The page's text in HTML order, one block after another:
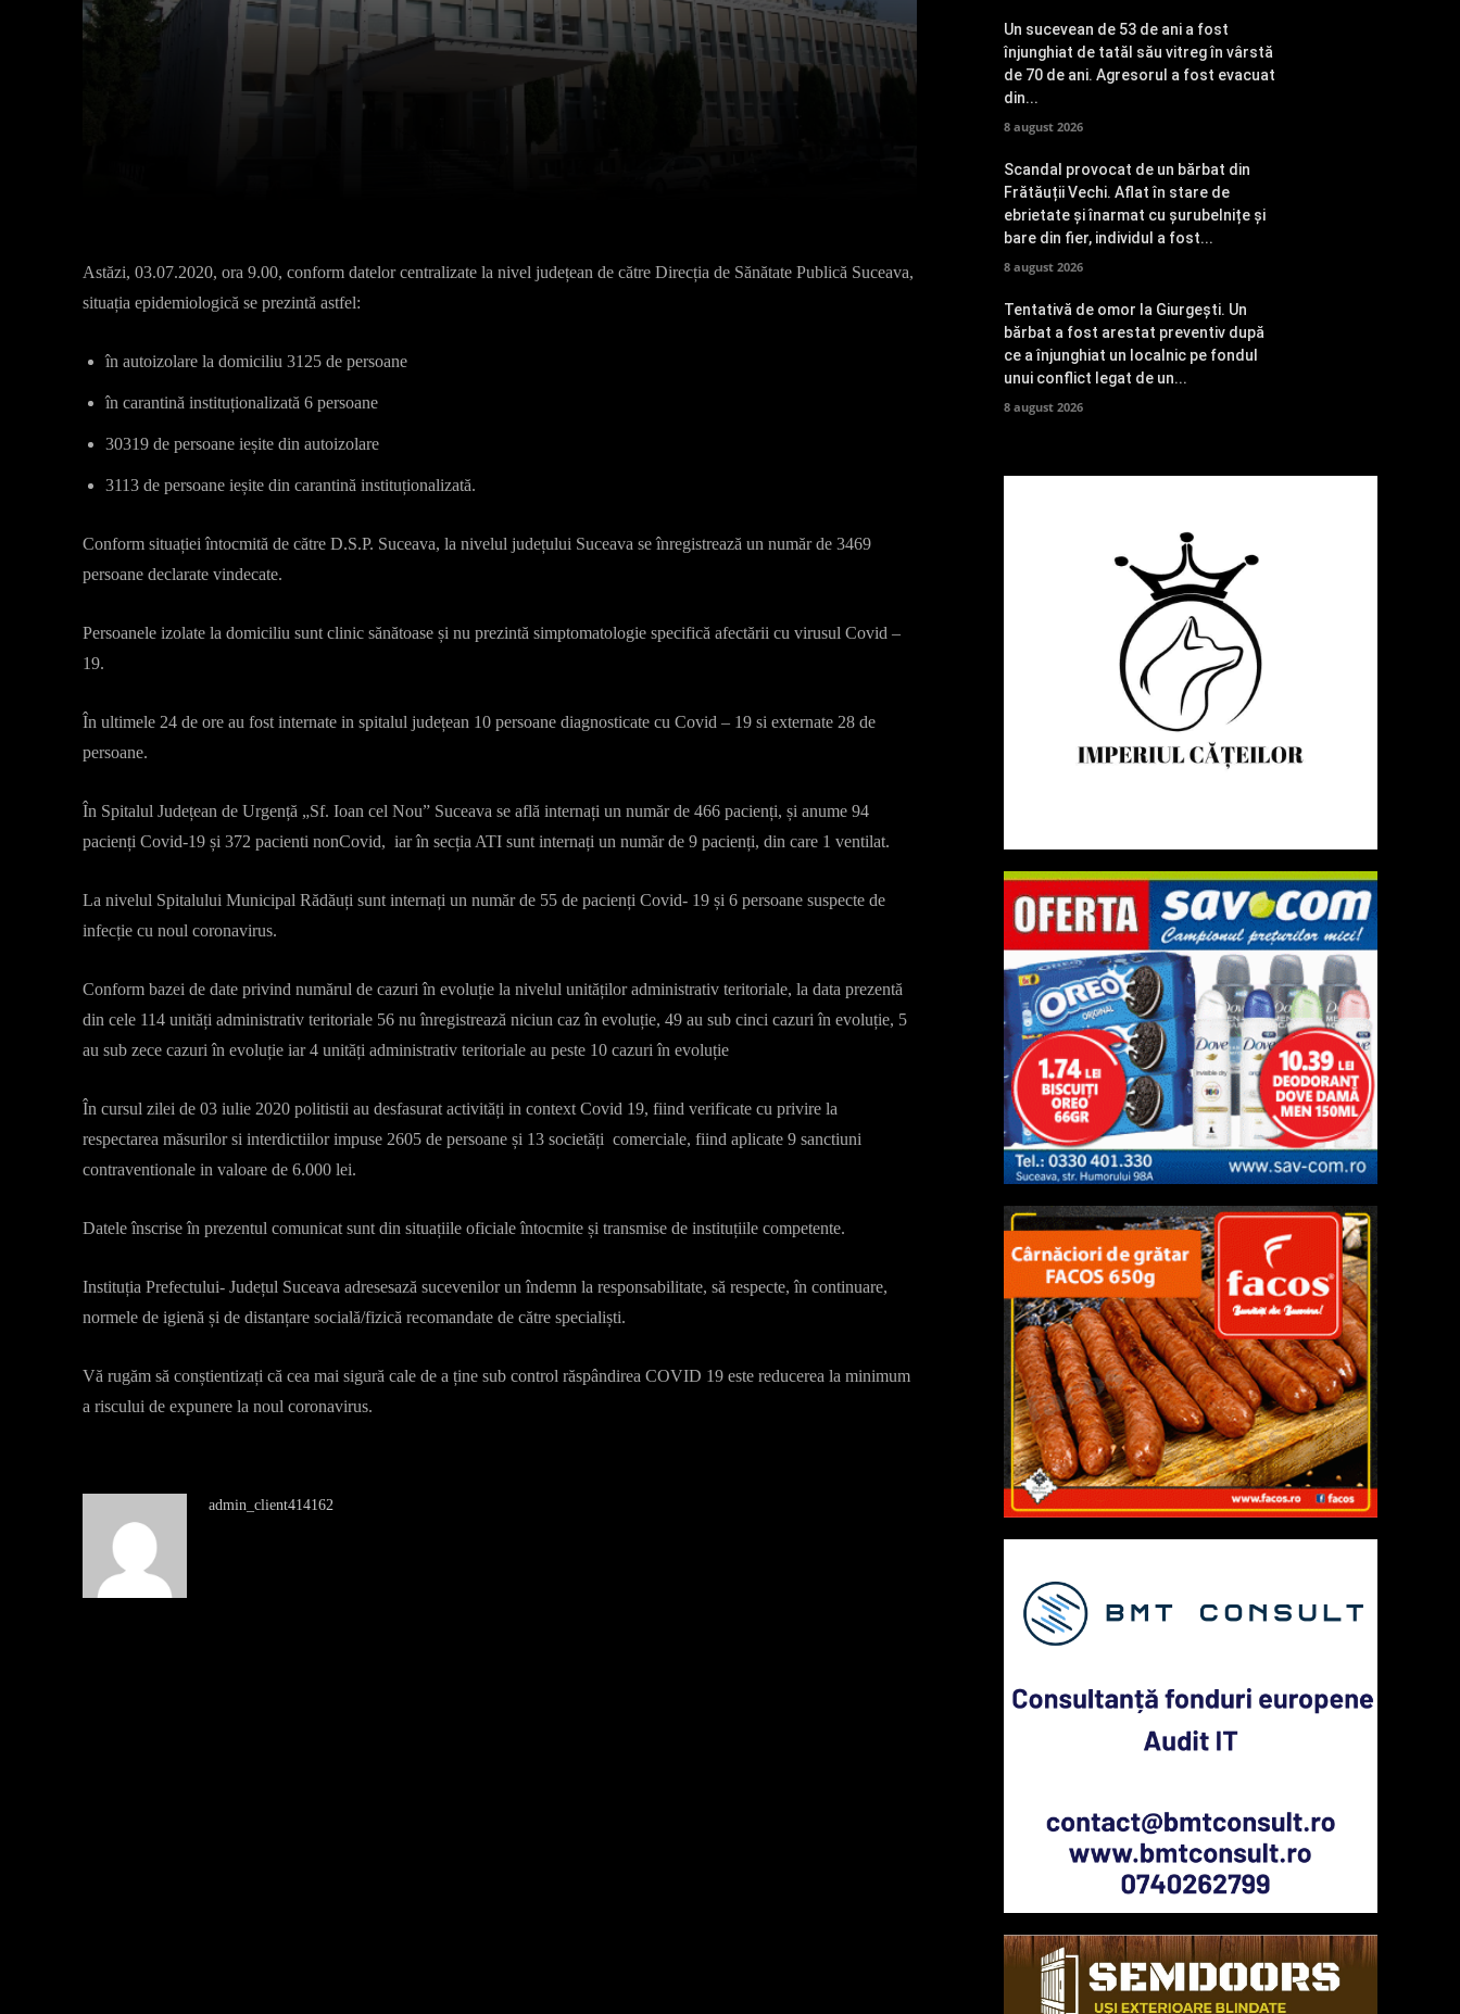
Astăzi, 03.07.2020, ora 9.00, conform datelor centralizate la nivel județean de către Direcția de Sănătate Publică Suceava,
situația epidemiologică se prezintă astfel:
în autoizolare la domiciliu 3125 de persoane
în carantină instituționalizată 6 persoane
30319 de persoane ieșite din autoizolare
3113 de persoane ieșite din carantină instituționalizată.
Conform situației întocmită de către D.S.P. Suceava, la nivelul județului Suceava se înregistrează un număr de 3469
persoane declarate vindecate.
Persoanele izolate la domiciliu sunt clinic sănătoase și nu prezintă simptomatologie specifică afectării cu virusul Covid –
19.
În ultimele 24 de ore au fost internate in spitalul județean 10 persoane diagnosticate cu Covid – 19 si externate 28 de
persoane.
În Spitalul Județean de Urgență „Sf. Ioan cel Nou” Suceava se află internați un număr de 466 pacienți, și anume 94
pacienți Covid-19 și 372 pacienti nonCovid, iar în secția ATI sunt internați un număr de 9 pacienți, din care 1 ventilat.
La nivelul Spitalului Municipal Rădăuți sunt internați un număr de 55 de pacienți Covid- 19 și 6 persoane suspecte de
infecție cu noul coronavirus.
Conform bazei de date privind numărul de cazuri în evoluție la nivelul unităților administrativ teritoriale, la data prezentă
din cele 114 unități administrativ teritoriale 56 nu înregistrează niciun caz în evoluție, 49 au sub cinci cazuri în evoluție, 5
au sub zece cazuri în evoluție iar 4 unități administrativ teritoriale au peste 10 cazuri în evoluție
În cursul zilei de 03 iulie 2020 politistii au desfasurat activități in context Covid 19, fiind verificate cu privire la
respectarea măsurilor si interdictiilor impuse 2605 de persoane și 13 societăți comerciale, fiind aplicate 9 sanctiuni
contraventionale in valoare de 6.000 lei.
Datele înscrise în prezentul comunicat sunt din situațiile oficiale întocmite și transmise de instituțiile competente.
Instituția Prefectului- Județul Suceava adresesază sucevenilor un îndemn la responsabilitate, să respecte, în continuare,
normele de igienă și de distanțare socială/fizică recomandate de către specialiști.
Vă rugăm să conștientizați că cea mai sigură cale de a ține sub control răspândirea COVID 19 este reducerea la minimum
a riscului de expunere la noul coronavirus.
admin_client414162
Un sucevean de 53 de ani a fost
înjunghiat de tatăl său vitreg în vârstă
de 70 de ani. Agresorul a fost evacuat
din...
8 august 2026
Scandal provocat de un bărbat din
Frătăuții Vechi. Aflat în stare de
ebrietate și înarmat cu șurubelnițe și
bare din fier, individul a fost...
8 august 2026
Tentativă de omor la Giurgești. Un
bărbat a fost arestat preventiv după
ce a înjunghiat un localnic pe fondul
unui conflict legat de un...
8 august 2026